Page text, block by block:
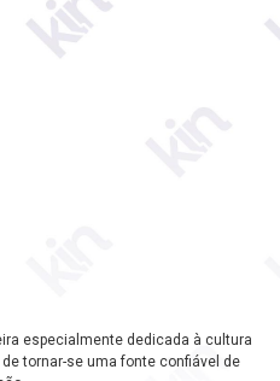
especialmente dedicada à cultura
tornar-se uma fonte confiável de